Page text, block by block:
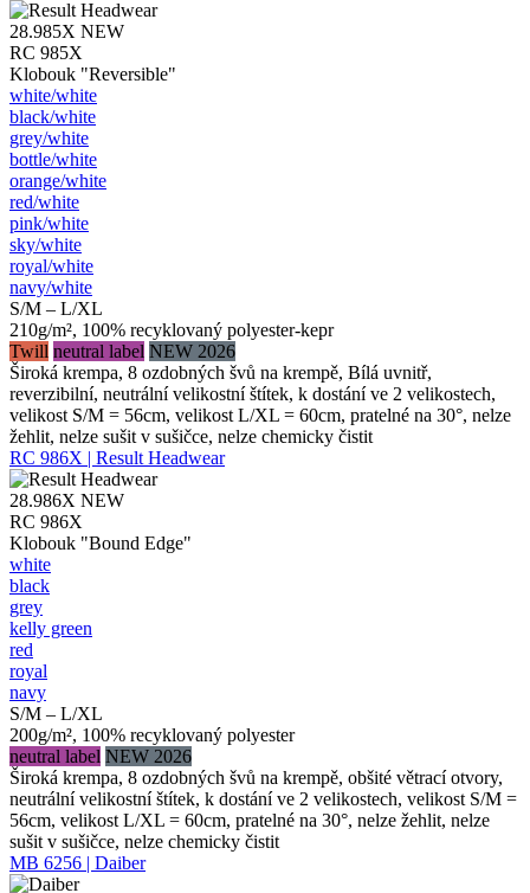
28.985X NEW
RC 985X
Klobouk "Reversible"
white/​white
black/​white
grey/​white
bottle/​white
orange/​white
red/​white
pink/​white
sky/​white
royal/​white
navy/​white
S/M – L/XL
210g/m², 100% recyklovaný polyester-kepr
Twill neutral label NEW 2026
Široká krempa, 8 ozdobných švů na krempě, Bílá uvnitř,
reverzibilní, neutrální velikostní štítek, k dostání ve 2 velikostech,
velikost S/M = 56cm, velikost L/XL = 60cm, pratelné na 30°, nelze
žehlit, nelze sušit v sušičce, nelze chemicky čistit
RC 986X | Result Headwear
28.986X NEW
RC 986X
Klobouk "Bound Edge"
white
black
grey
kelly green
red
royal
navy
S/M – L/XL
200g/m², 100% recyklovaný polyester
neutral label NEW 2026
Široká krempa, 8 ozdobných švů na krempě, obšité větrací otvory,
neutrální velikostní štítek, k dostání ve 2 velikostech, velikost S/M =
56cm, velikost L/XL = 60cm, pratelné na 30°, nelze žehlit, nelze
sušit v sušičce, nelze chemicky čistit
MB 6256 | Daiber